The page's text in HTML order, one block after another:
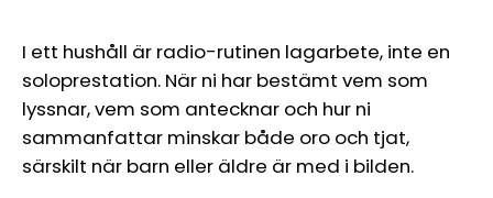
I ett hushåll är radio-rutinen lagarbete, inte en
soloprestation. När ni har bestämt vem som
lyssnar, vem som antecknar och hur ni
sammanfattar minskar både oro och tjat,
särskilt när barn eller äldre är med i bilden.